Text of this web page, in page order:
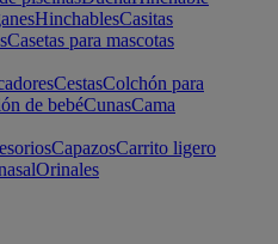
HinchablesCasitas
Casetas para mascotas
CestasColchón para
de bebéCunasCama
CapazosCarrito ligero
Orinales